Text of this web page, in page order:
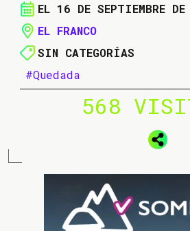
EL 16 DE SEPTIEMBRE
EL FRANCO
SIN CATEGORÍAS
#Quedada
568